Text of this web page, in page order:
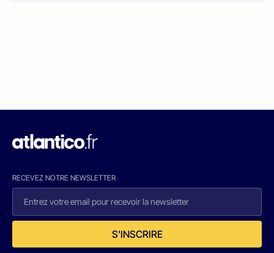
RECEVEZ NOTRE NEWSLETTER
S'INSCRIRE